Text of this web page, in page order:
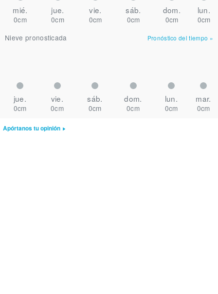
mié. jue. vie. sáb. dom. lun.
0cm 0cm 0cm 0cm 0cm
0cm
Nieve pronosticada
Pronóstico del tiempo »
jue. vie. sáb. dom. lun. mar.
0cm 0cm 0cm 0cm 0cm 0cm
Apórtanos tu opinión